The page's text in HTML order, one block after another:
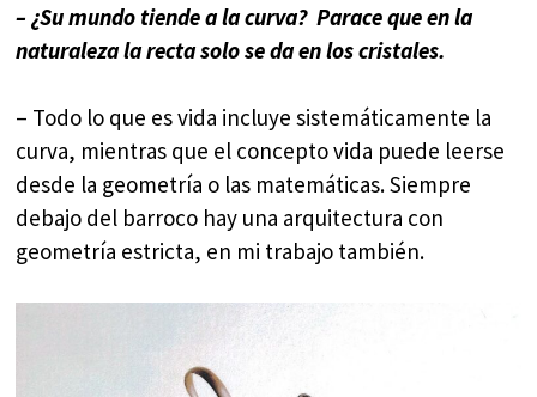
– ¿Su mundo tiende a la curva? Parace que en la
naturaleza la recta solo se da en los cristales.
– Todo lo que es vida incluye sistemáticamente la
curva, mientras que el concepto vida puede leerse
desde la geometría o las matemáticas. Siempre
debajo del barroco hay una arquitectura con
geometría estricta, en mi trabajo también.